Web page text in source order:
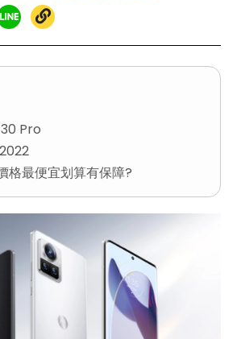
Pro
格最便宜划算有保障?